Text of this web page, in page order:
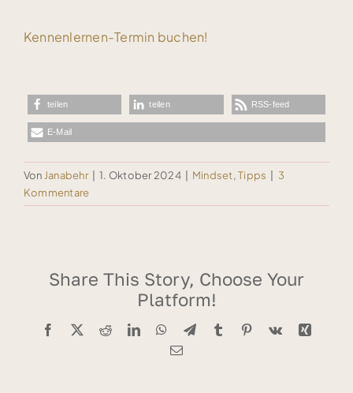
Kennenlernen-Termin buchen!
teilen teilen RSS-feed
E-Mail
VonJanabehr 1. Oktober 2024 Mindset,Tipps
3
Kommentare
Share This Story, Choose Your
Platform!
Facebook
X RedditLinkedInWhatsApp
TelegramTumblr Pinterest
Vk
Xing
E-